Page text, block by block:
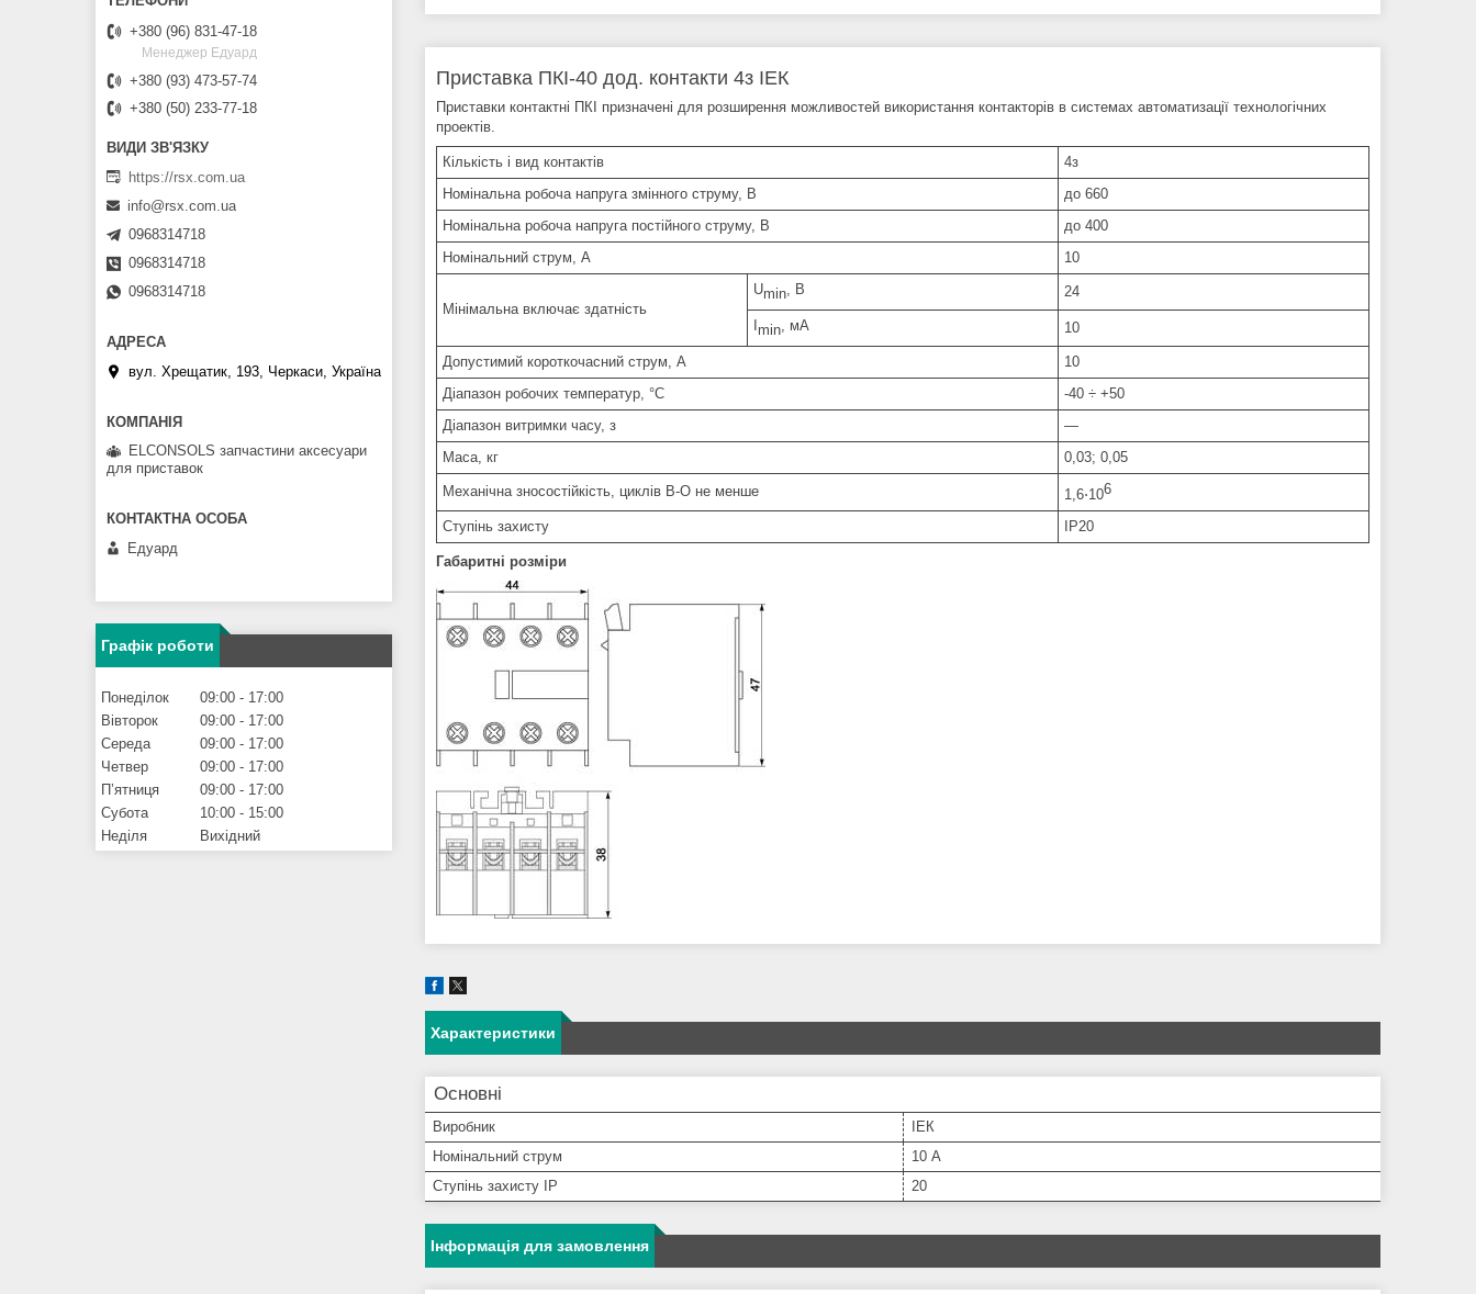
Приставка ПКІ-40 дод. контакти 4з ІЕК
Приставки контактні ПКІ призначені для розширення можливостей використання контакторів в системах автоматизації технологічних
проектів.
Кількість і вид контактів
4з
Номінальна робоча напруга змінного струму, В
до 660
Номінальна робоча напруга постійного струму, В
до 400
Номінальний струм, А
10
Мінімальна включає здатність
Umin , В 24
Imin , мА 10
Допустимий короткочасний струм, А
10
Діапазон робочих температур, °С
-40 ÷ +50
Діапазон витримки часу, з
—
Маса, кг
0,03; 0,05
Механічна зносостійкість, циклів В-О не менше 1,6⋅106
Ступінь захисту IP20
Габаритні розміри
Характеристики
Основні
Виробник
ІЕК
Номінальний струм
10 А
Ступінь захисту IP
20
Інформація для замовлення
+380 (96) 831-47-18
Менеджер Едуард
+380 (93) 473-57-74
+380 (50) 233-77-18
https://rsx.com.ua
info@rsx.com.ua
0968314718
0968314718
0968314718
вул. Хрещатик, 193, Черкаси, Україна
ELCONSOLS запчастини аксесуари
для приставок
Едуард
Графік роботи
Понеділок 09:00
17:00
Вівторок
09:00
17:00
Середа
09:00
17:00
Четвер
09:00
17:00
Пʼятниця
09:00
17:00
Субота
10:00
15:00
Неділя
Вихідний